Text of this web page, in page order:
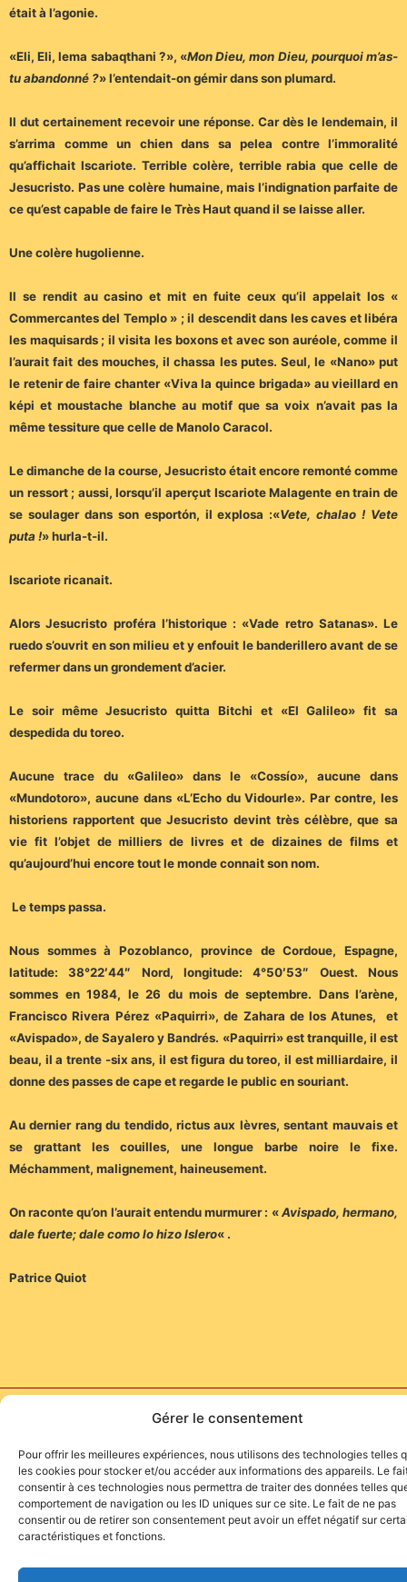
Gérer le consentement
Pour offrir les meilleures expériences, nous utilisons des technologies telles
les cookies pour stocker et/ou accéder aux informations des appareils. Le
consentir à ces technologies nous permettra de traiter des données telles
comportement de navigation ou les ID uniques sur ce site. Le fait de ne pas
consentir ou de retirer son consentement peut avoir un effet négatif sur
caractéristiques et fonctions.
était à l’agonie.
«Eli, Eli, lema sabaqthani ?», «Mon Dieu, mon Dieu, pourquoi m’as-
tu abandonné ?» l’entendait-on gémir dans son plumard.
Il dut certainement recevoir une réponse. Car dès le lendemain, il
s’arrima comme un chien dans sa pelea contre l’immoralité
qu’affichait Iscariote. Terrible colère, terrible rabia que celle de
Jesucristo. Pas une colère humaine, mais l’indignation parfaite de
ce qu’est capable de faire le Très Haut quand il se laisse aller.
Une colère hugolienne.
Il se rendit au casino et mit en fuite ceux qu’il appelait los «
Commercantes del Templo » ; il descendit dans les caves et libéra
les maquisards ; il visita les boxons et avec son auréole, comme il
l’aurait fait des mouches, il chassa les putes. Seul, le «Nano» put
le retenir de faire chanter «Viva la quince brigada» au vieillard en
képi et moustache blanche au motif que sa voix n’avait pas la
même tessiture que celle de Manolo Caracol.
Le dimanche de la course, Jesucristo était encore remonté comme
un ressort ; aussi, lorsqu’il aperçut Iscariote Malagente en train de
se soulager dans son esportón, il explosa :«Vete, chalao ! Vete
puta !» hurla-t-il.
Iscariote ricanait.
Alors Jesucristo proféra l’historique : «Vade retro Satanas». Le
ruedo s’ouvrit en son milieu et y enfouit le banderillero avant de se
refermer dans un grondement d’acier.
Le soir même Jesucristo quitta Bitchi et «El Galileo» fit sa
despedida du toreo.
Aucune trace du «Galileo» dans le «Cossío», aucune dans
«Mundotoro», aucune dans «L’Echo du Vidourle». Par contre, les
historiens rapportent que Jesucristo devint très célèbre, que sa
vie fit l’objet de milliers de livres et de dizaines de films et
qu’aujourd’hui encore tout le monde connait son nom.
Le temps passa.
Nous sommes à Pozoblanco, province de Cordoue, Espagne,
latitude: 38°22′44″ Nord, longitude: 4°50′53″ Ouest. Nous
sommes en 1984, le 26 du mois de septembre. Dans l’arène,
Francisco Rivera Pérez «Paquirri», de Zahara de los Atunes, et
«Avispado», de Sayalero y Bandrés. «Paquirri» est tranquille, il est
beau, il a trente -six ans, il est figura du toreo, il est milliardaire, il
donne des passes de cape et regarde le public en souriant.
Au dernier rang du tendido, rictus aux lèvres, sentant mauvais et
se grattant les couilles, une longue barbe noire le fixe.
Méchamment, malignement, haineusement.
On raconte qu’on l’aurait entendu murmurer : «Avispado, hermano,
dale fuerte; dale como lo hizo Islero« .
Patrice Quiot
Site de l'association TOROFIESTA